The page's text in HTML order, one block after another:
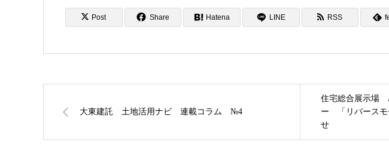
Post Share Hatena LINE RSS
大東建託 土地活用ナビ 連載コラム №4
住宅総合展示場
ー 「リバースモ
せ